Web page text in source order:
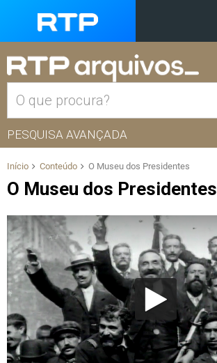
PESQUISA AVANÇADA
Início Conteúdo O Museu dos Presidentes
O Museu dos Presidentes